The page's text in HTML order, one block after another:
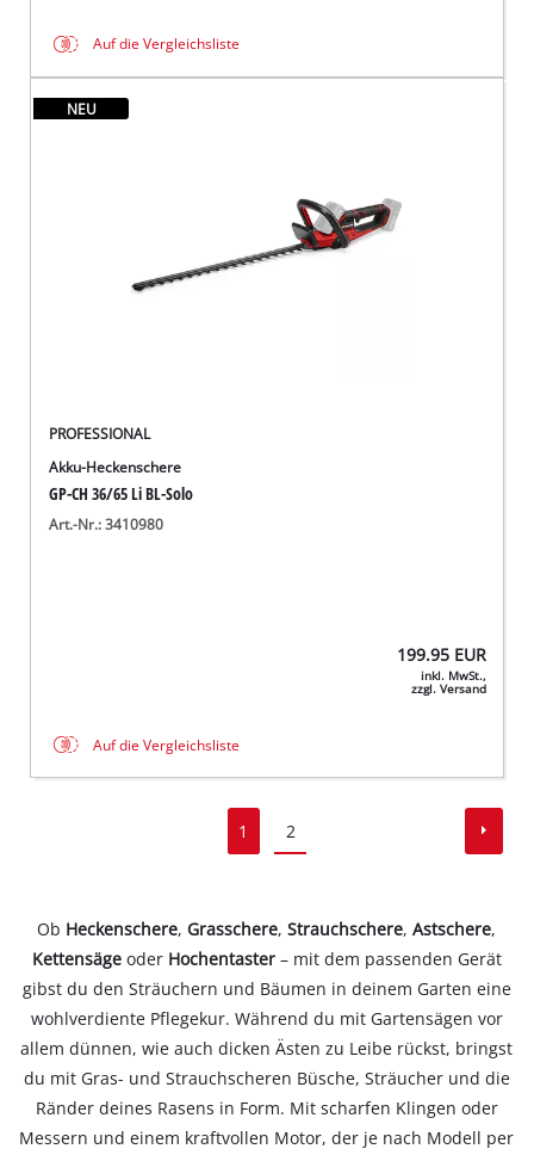
Auf die Vergleichsliste
NEU
PROFESSIONAL
Akku-Heckenschere
GP-CH 36/65 Li BL-Solo
Art.-Nr.: 3410980
199.95 EUR
inkl. MwSt.,
zzgl. Versand
Auf die Vergleichsliste
1 2
Ob Heckenschere,Grasschere,Strauchschere,Astschere,
Kettensägeoder Hochentaster – mit dem passenden Gerät
gibst du den Sträuchern und Bäumen in deinem Garten eine
wohlverdiente Pflegekur. Während du mit Gartensägen vor
allem dünnen, wie auch dicken Ästen zu Leibe rückst, bringst
du mit Gras- und Strauchscheren Büsche, Sträucher und die
Ränder deines Rasens in Form. Mit scharfen Klingen oder
Messern und einem kraftvollen Motor, der je nach Modell per